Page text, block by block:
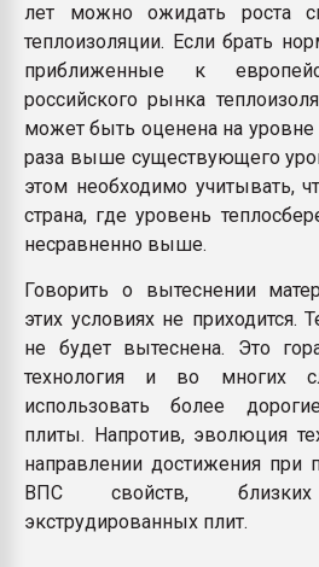
лет можно ожидать роста
теплоизоляции. Если брать
приближенные к
российского рынка
может быть оценена на уровне
раза выше существующего
этом необходимо учитывать,
страна, где уровень
несравненно выше.
Говорить о вытеснении
этих условиях не приходится.
не будет вытеснена. Это
технология и во многих
использовать более
плиты. Напротив, эволюция
направлении достижения при
ВПС свойств,
экструдированных плит.